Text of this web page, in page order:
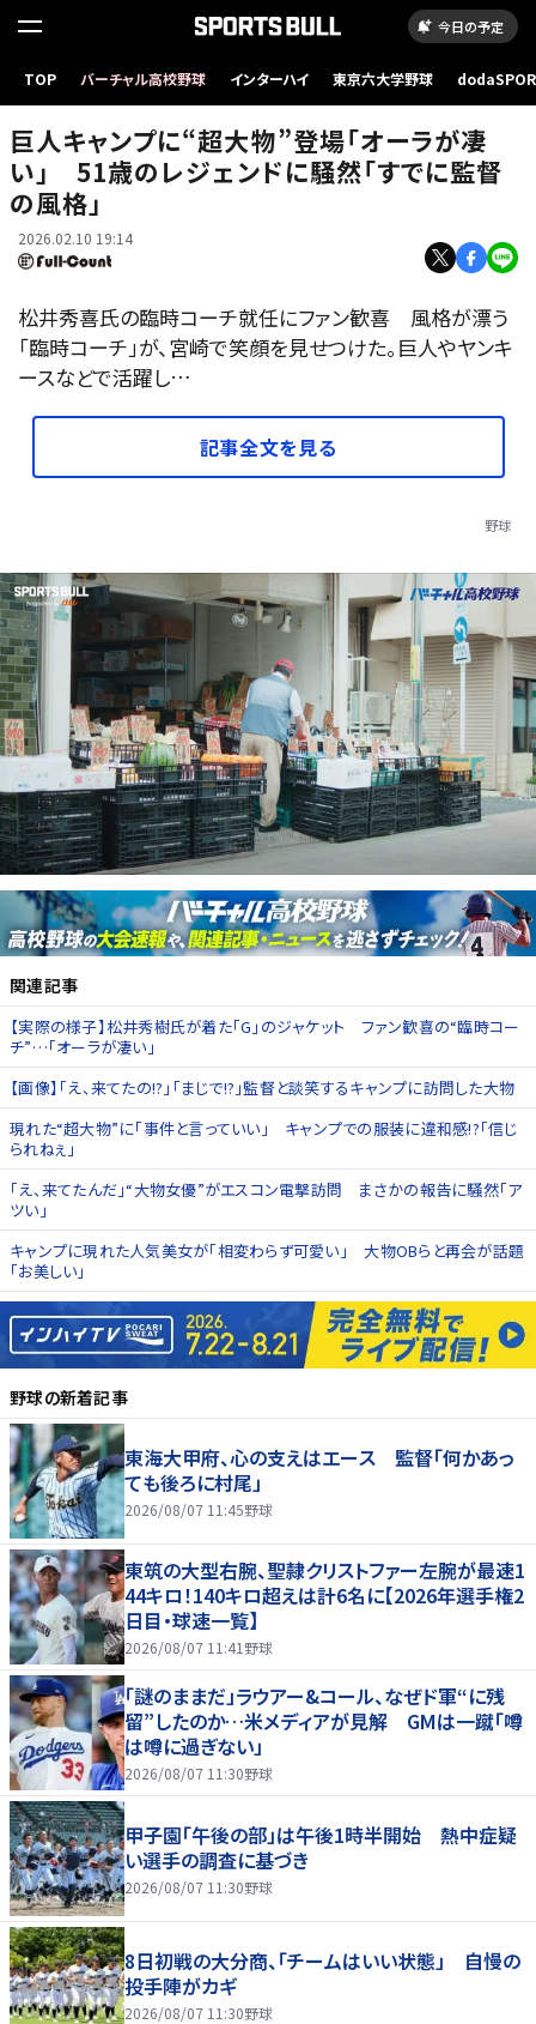
今日の予定
TOP バーチャル高校野球 インターハイ 東京六大学野球
巨人・阿部慎之助監督（左）と臨時コーチで訪れた松井秀喜氏【写真提供：産経新聞社】
巨人キャンプに“超大物”登場「オーラが凄
い」 51歳のレジェンドに騒然「すでに監督
の風格」
2026.02.10 19:14
松井秀喜氏の臨時コーチ就任にファン歓喜 風格が漂う
「臨時コーチ」が、宮崎で笑顔を見せつけた。巨人やヤンキ
ースなどで活躍し…
記事全文を見る
野球
関連記事
【実際の様子】松井秀樹氏が着た「G」のジャケット ファン歓喜の“臨時コー
チ”…「オーラが凄い」
【画像】「え、来てたの!?」「まじで!?」監督と談笑するキャンプに訪問した大物
現れた“超大物”に「事件と言っていい」 キャンプでの服装に違和感!?「信じ
られねぇ」
「え、来てたんだ」“大物女優”がエスコン電撃訪問 まさかの報告に騒然「ア
ツい」
キャンプに現れた人気美女が「相変わらず可愛い」 大物OBらと再会が話題
「お美しい」
野球の新着記事
東海大甲府、心の支えはエース 監督「何かあっ
ても後ろに村尾」
2026/08/07 11:45野球
東筑の大型右腕、聖隷クリストファー左腕が最速1
44キロ！140キロ超えは計6名に【2026年選手権2
日目・球速一覧】
2026/08/07 11:41 野球
「謎のままだ」ラウアー&コール、なぜド軍“に残
留”したのか…米メディアが見解 GMは一蹴「噂
は噂に過ぎない」
2026/08/07 11:30野球
甲子園「午後の部」は午後1時半開始 熱中症疑
い選手の調査に基づき
2026/08/07 11:30野球
8日初戦の大分商、「チームはいい状態」 自慢の
投手陣がカギ
2026/08/07 11:30野球